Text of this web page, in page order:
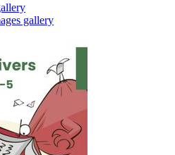
gallery